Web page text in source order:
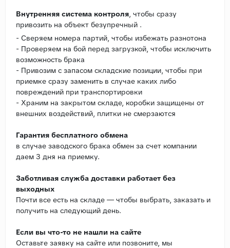
Внутренняя система контроля, чтобы сразу
привозить на объект безупречный .
- Сверяем номера партий, чтобы избежать разнотона
- Проверяем на бой перед загрузкой, чтобы исключить
возможность брака
- Привозим с запасом складские позиции, чтобы при
приемке сразу заменить в случае каких либо
повреждений при транспортировки
- Храним на закрытом складе, коробки защищены от
внешних воздействий, плитки не смерзаются
Гарантия бесплатного обмена
в случае заводского брака обмен за счет компании
даем 3 дня на приемку.
Заботливая служба доставки работает без
выходных
Почти все есть на складе — чтобы выбрать, заказать и
получить на следующий день.
Если вы что-то не нашли на сайте
Оставьте заявку на сайте или позвоните, мы